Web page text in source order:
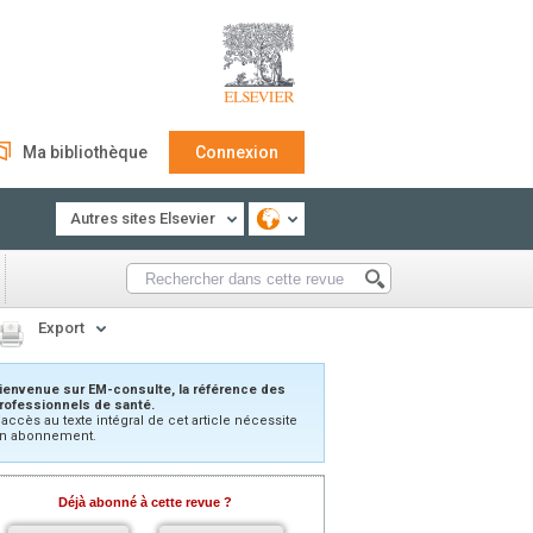
Ma bibliothèque Connexion
Autres sites Elsevier
Export
sur EM-consulte, la référence des
de santé.
au texte intégral de cet article nécessite
abonnement.
Déjà abonné à cette revue ?